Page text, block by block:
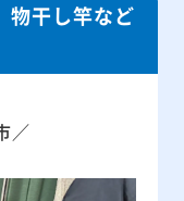
物干し竿など
／